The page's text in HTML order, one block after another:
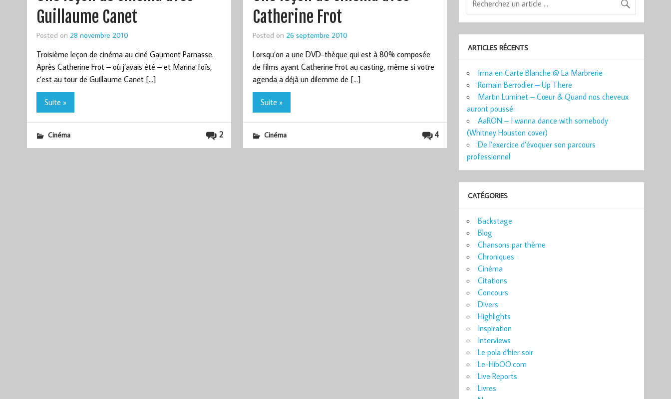
Guillaume Canet
Posted on 28 novembre 2010
Troisième leçon de cinéma au ciné Gaumont Parnasse.
Après Catherine Frot – où j’avais été – et Marina foïs,
c’est au tour de Guillaume Canet […]
Suite »
2
Cinéma
Catherine Frot
Posted on 26 septembre 2010
Lorsqu’on a une DVD-thèque qui est à 80% composée
de films ayant Catherine Frot au casting, même si votre
agenda a déjà un dilemme de […]
Suite »
4
Cinéma
ARTICLES RÉCENTS
Irma en Carte Blanche @ La Marbrerie
Romain Berrodier – Up There
Martin Luminet – Cœur & Quand nos cheveux
auront poussé
AaRON – I wanna dance with somebody
(Whitney Houston cover)
De l’exercice d’évoquer son parcours
professionnel
CATÉGORIES
Backstage
Blog
Chansons par thème
Chroniques
Cinéma
Citations
Concours
Divers
Highlights
Inspiration
Interviews
Le pola d'hier soir
Le-HibOO.com
Live Reports
Livres